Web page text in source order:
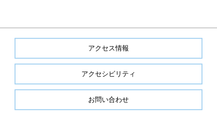
アクセス情報
アクセシビリティ
お問い合わせ